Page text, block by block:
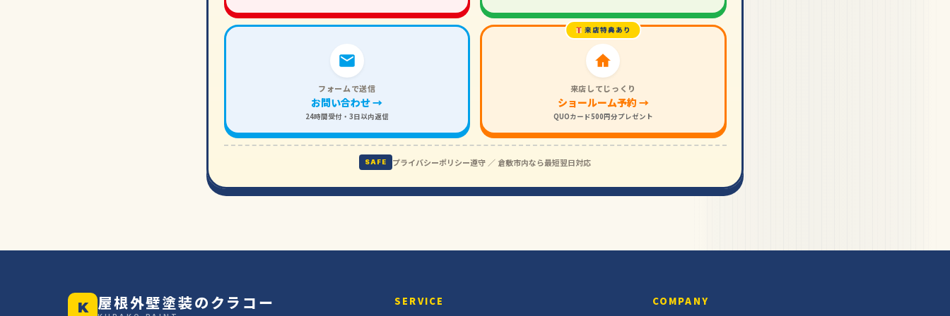
フォームで送信
お問い合わせ →
24時間受付・3日以内返信
来店特典あり
来店してじっくり
ショールーム予約 →
QUOカード500円分プレゼント
SAFE プライバシーポリシー遵守 ／ 倉敷市内なら最短翌日対応
K 屋根外壁塗装のクラコー SERVICE COMPANY